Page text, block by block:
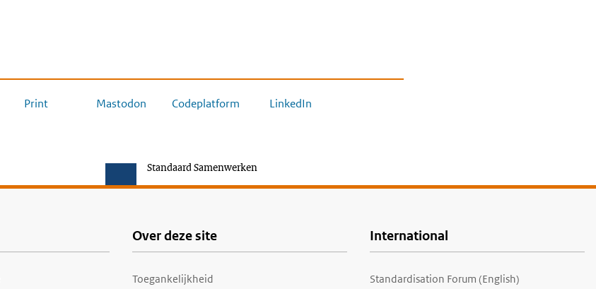
Print Mastodon Codeplatform LinkedIn
Standaard Samenwerken
Over deze site
Toegankelijkheid
International
Standardisation Forum (English)